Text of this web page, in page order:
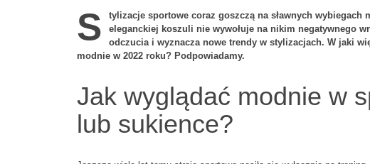
S
tylizacje sportowe coraz goszczą na sławnych
eleganckiej koszuli nie wywołuje na nikim negatywnego
odczucia i wyznacza nowe trendy w stylizacjach. W jaki
modnie w 2022 roku? Podpowiadamy.
Jak wyglądać modnie w
lub sukience?